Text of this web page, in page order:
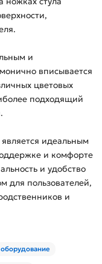
и
вписывается
цветовых
подходящий
идеальным
и комфорте
и удобство
для пользователей,
и